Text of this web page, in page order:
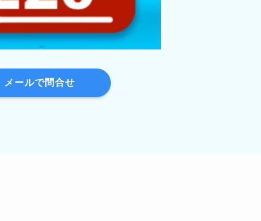
メールで問合せ